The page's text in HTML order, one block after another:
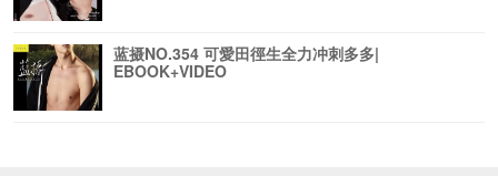
蓝摄NO.354 可愛田徑生全力冲刺多多|
EBOOK+VIDEO